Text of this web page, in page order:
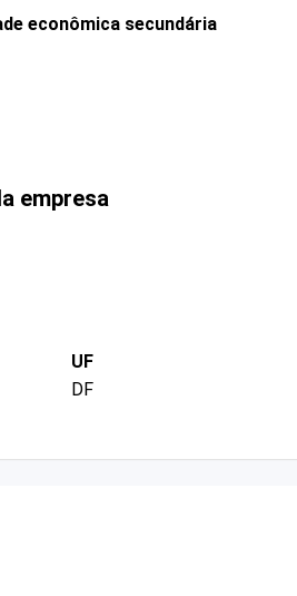
econômica secundária
empresa
UF
DF